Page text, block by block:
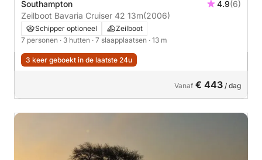
Southampton 4.9(6)
Zeilboot Bavaria Cruiser 42 13m(2006)
Schipper optioneel
Zeilboot
7 personen · 3 hutten · 7 slaapplaatsen · 13 m
3 keer geboekt in de laatste 24u
Vanaf € 443 / dag